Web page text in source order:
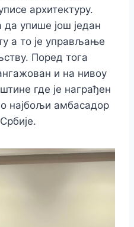
архитектуру.
да упише још један
а то је управљање
Поред тога
и на нивоу
где је награђен
најбољи амбасадор